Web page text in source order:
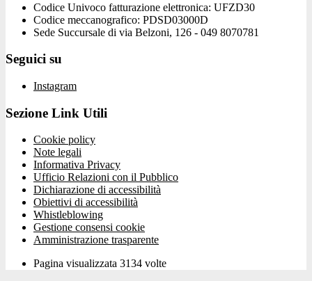
Codice Univoco fatturazione elettronica: UFZD30
Codice meccanografico: PDSD03000D
Sede Succursale di via Belzoni, 126 - 049 8070781
Seguici su
Instagram
Sezione Link Utili
Cookie policy
Note legali
Informativa Privacy
Ufficio Relazioni con il Pubblico
Dichiarazione di accessibilità
Obiettivi di accessibilità
Whistleblowing
Gestione consensi cookie
Amministrazione trasparente
Pagina visualizzata 3134 volte